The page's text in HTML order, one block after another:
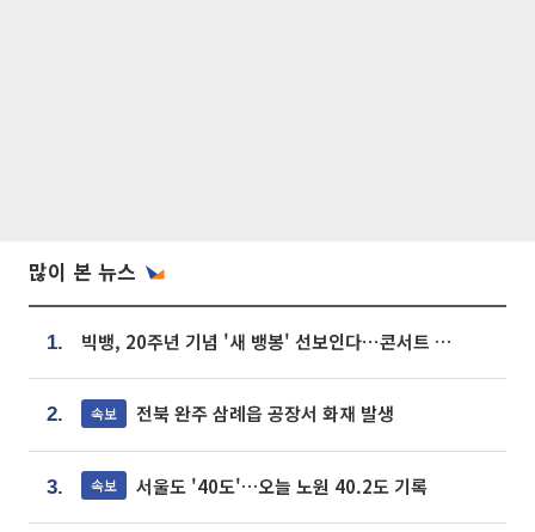
많이 본 뉴스
1. 빅뱅, 20주년 기념 '새 뱅봉' 선보인다⋯콘서트 앞두고 팝업 개최
2. 속보 전북 완주 삼례읍 공장서 화재 발생
3. 속보 서울도 '40도'…오늘 노원 40.2도 기록